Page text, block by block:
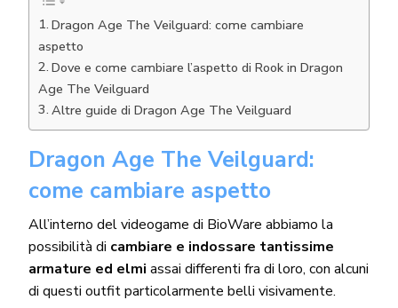
Dragon Age The Veilguard: come cambiare
aspetto
Dove e come cambiare l’aspetto di Rook in Dragon
Age The Veilguard
Altre guide di Dragon Age The Veilguard
Dragon Age The Veilguard:
come cambiare aspetto
All’interno del videogame di BioWare abbiamo la
possibilità di cambiare e indossare tantissime
armature ed elmiassai differenti fra di loro, con alcuni
di questi outfit particolarmente belli visivamente.